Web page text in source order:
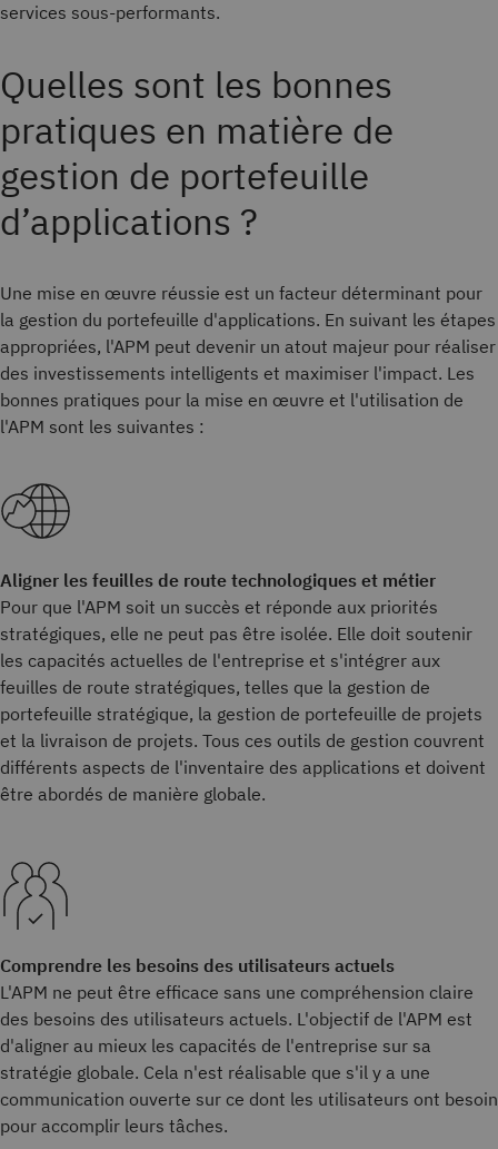
services sous-performants.
Quelles sont les bonnes
pratiques en matière de
gestion de portefeuille
d’applications ?
Une mise en œuvre réussie est un facteur déterminant pour
la gestion du portefeuille d'applications. En suivant les étapes
appropriées, l'APM peut devenir un atout majeur pour réaliser
des investissements intelligents et maximiser l'impact. Les
bonnes pratiques pour la mise en œuvre et l'utilisation de
l'APM sont les suivantes :
Aligner les feuilles de route technologiques et métier
Pour que l'APM soit un succès et réponde aux priorités
stratégiques, elle ne peut pas être isolée. Elle doit soutenir
les capacités actuelles de l'entreprise et s'intégrer aux
feuilles de route stratégiques, telles que la gestion de
portefeuille stratégique, la gestion de portefeuille de projets
et la livraison de projets. Tous ces outils de gestion couvrent
différents aspects de l'inventaire des applications et doivent
être abordés de manière globale.
Comprendre les besoins des utilisateurs actuels
L'APM ne peut être efficace sans une compréhension claire
des besoins des utilisateurs actuels. L'objectif de l'APM est
d'aligner au mieux les capacités de l'entreprise sur sa
stratégie globale. Cela n'est réalisable que s'il y a une
communication ouverte sur ce dont les utilisateurs ont besoin
pour accomplir leurs tâches.